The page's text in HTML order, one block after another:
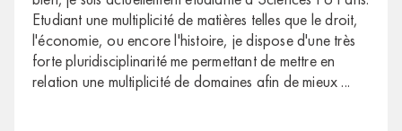
Etudiant une multiplicité de matières telles que le droit,
l'économie, ou encore l'histoire, je dispose d'une très
forte pluridisciplinarité me permettant de mettre en
relation une multiplicité de domaines afin de mieux...